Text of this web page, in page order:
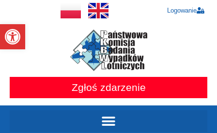
Otwórz pasek narzędzi
Logowanie
Zgłoś zdarzenie